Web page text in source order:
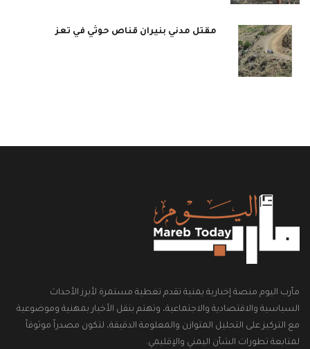
مقتل مدني بنيران قناص حوثي في تعز
مأرب اليوم منصة إخبارية يمنية تقدم تغطية مستمرة لأبرز الأحداث
السياسية والاقتصادية والاجتماعية، وتهتم بنقل الأخبار بمهنية وموضوعية
مع التركيز على التحليل المتوازن والمعلومة الدقيقة، لتكون مصدراً موثوقاً
لمتابعة تطورات الشأن اليمني والإقليمي.